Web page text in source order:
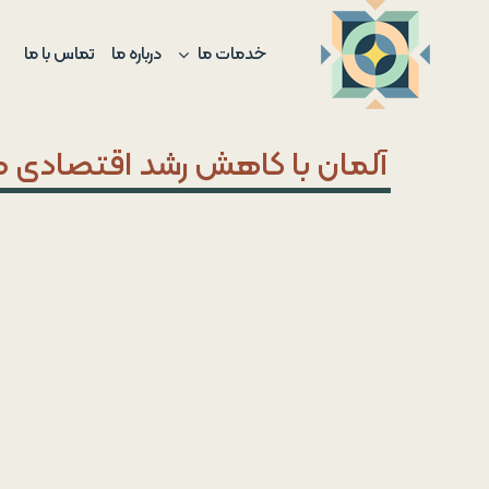
content
خدمات ما درباره ما تماس با ما
آلمان با کاهش رشد